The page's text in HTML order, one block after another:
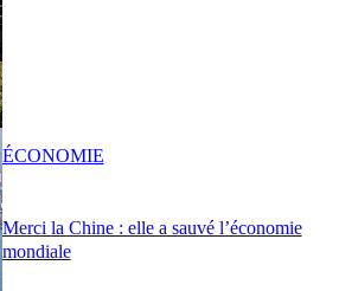
Merci la Chine : elle a sauvé l’économie
mondiale
ÉCONOMIE